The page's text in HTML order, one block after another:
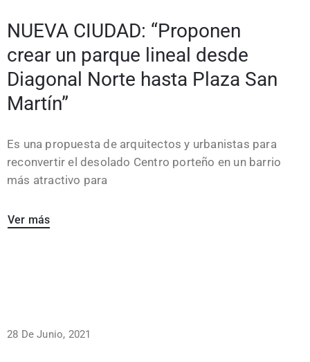
NUEVA CIUDAD: “Proponen
crear un parque lineal desde
Diagonal Norte hasta Plaza San
Martín”
Es una propuesta de arquitectos y urbanistas para
reconvertir el desolado Centro porteño en un barrio
más atractivo para
Ver más
28 De Junio, 2021